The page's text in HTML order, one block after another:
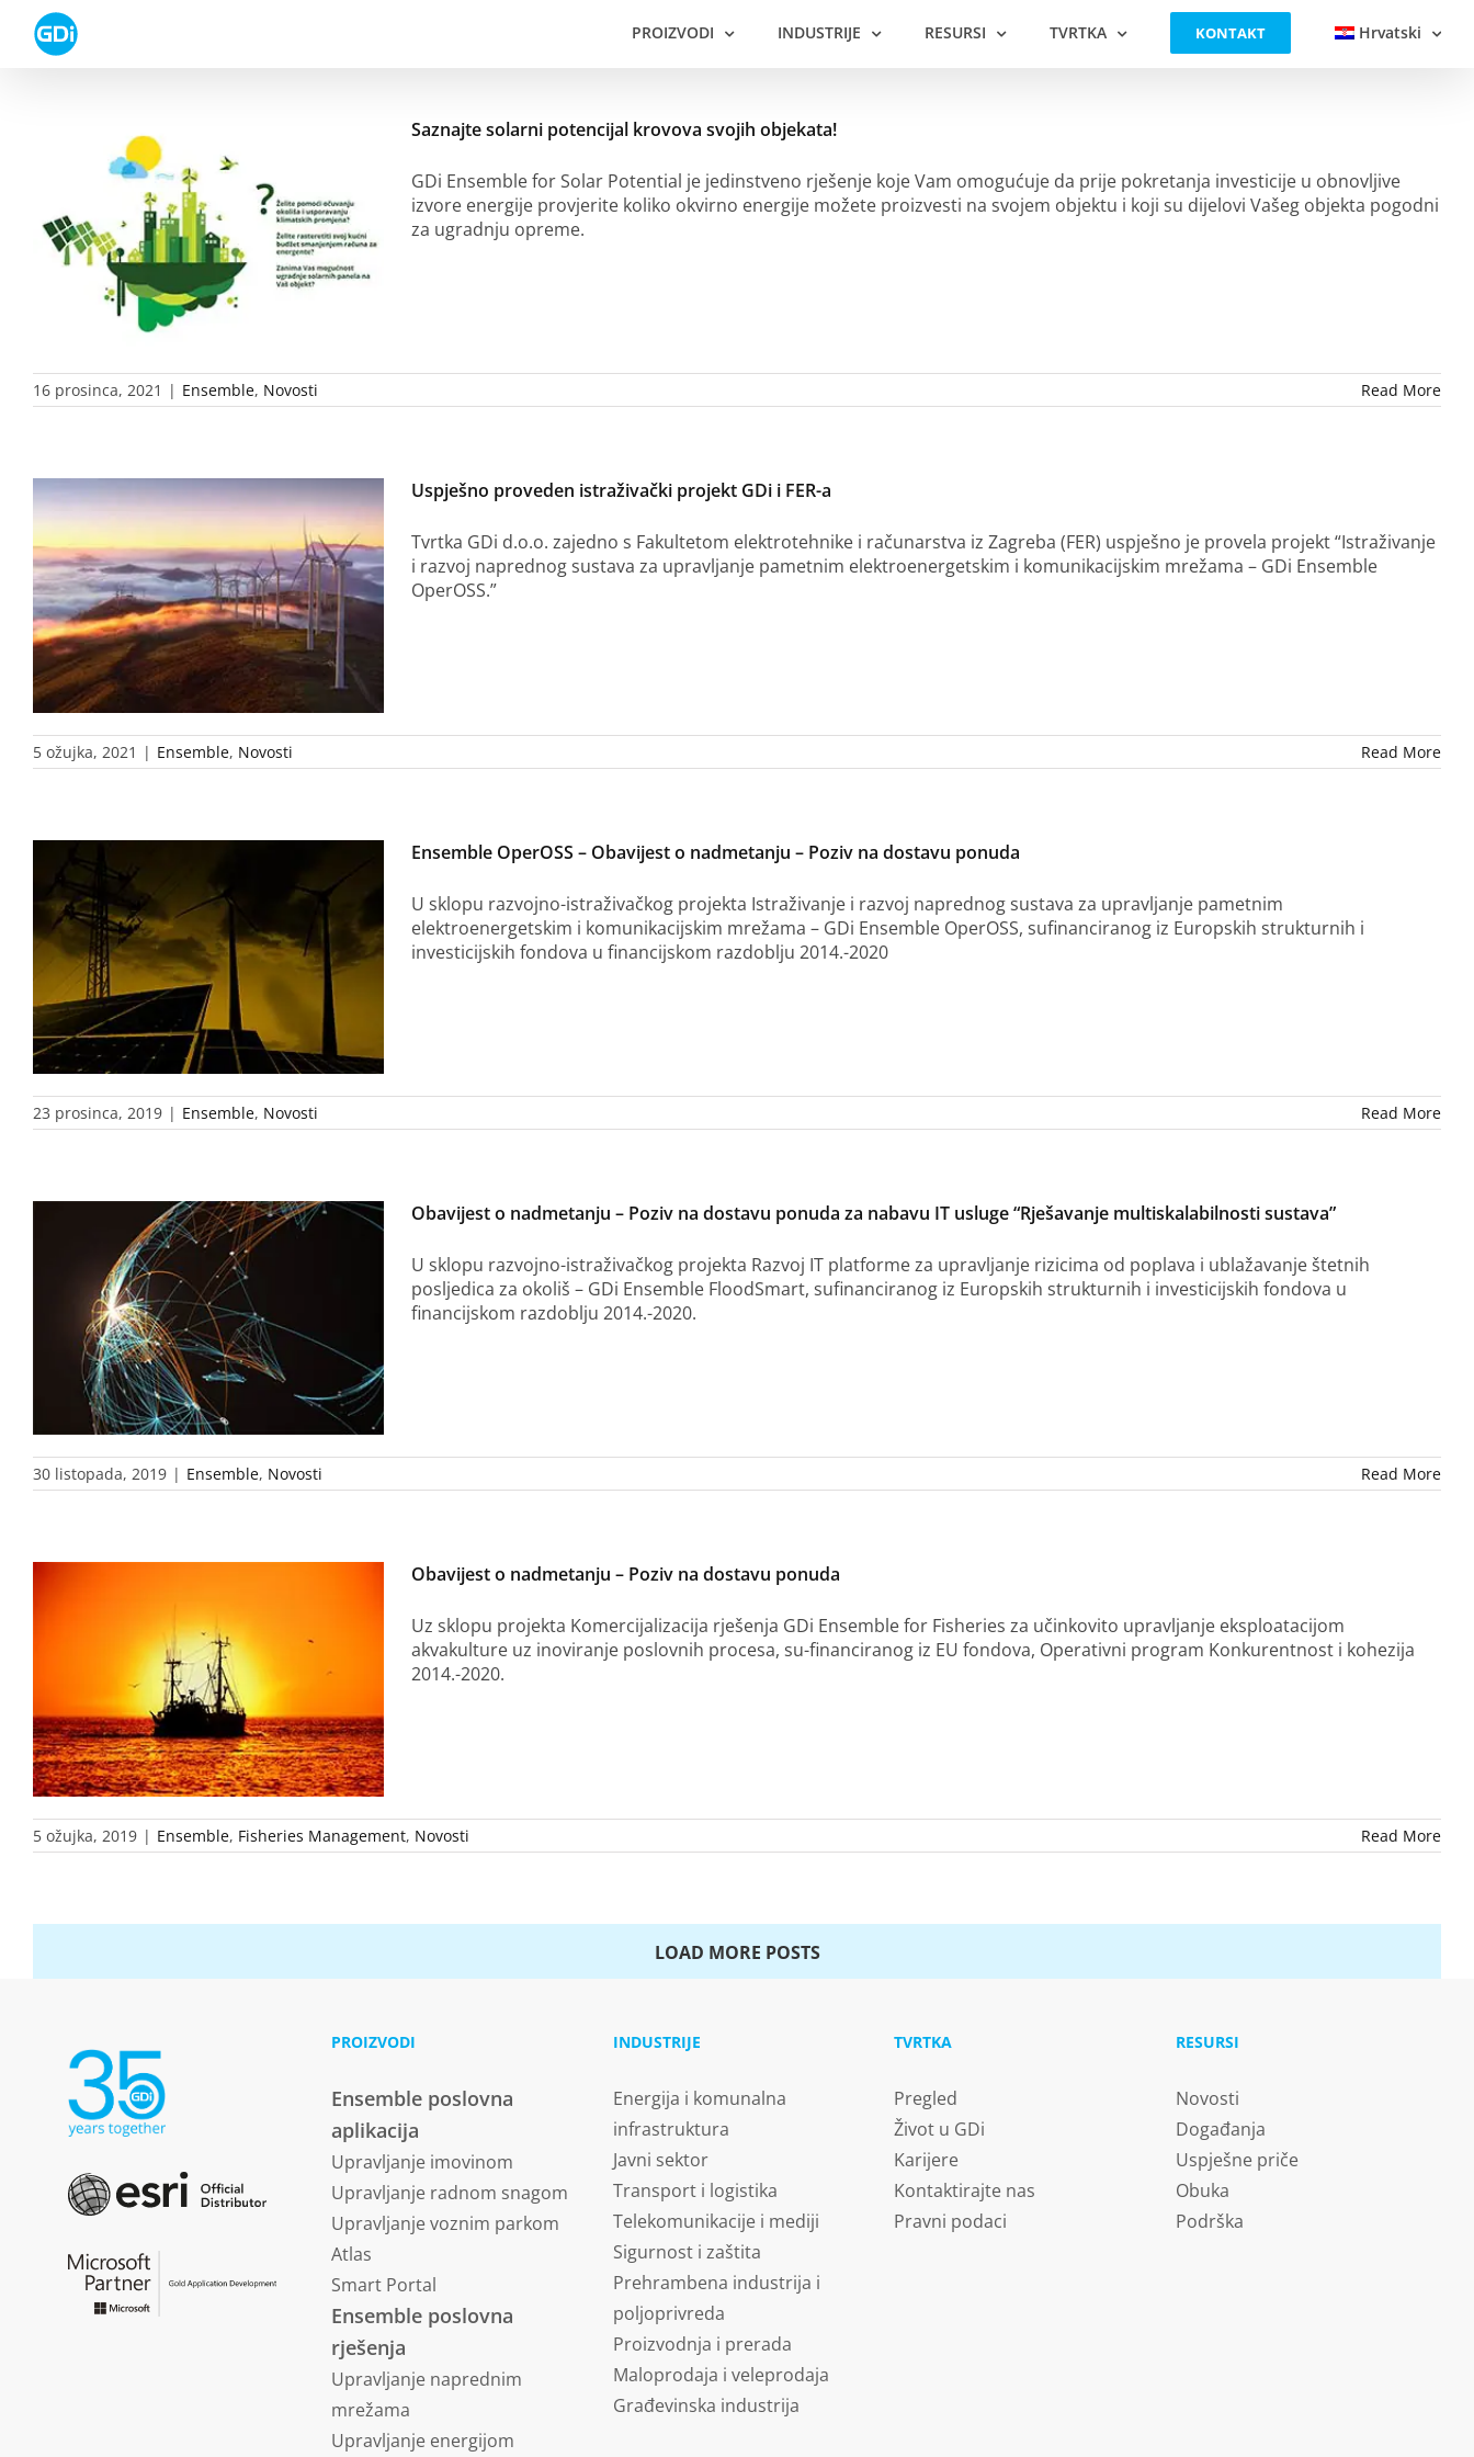
content
PROIZVODI INDUSTRIJE RESURSI TVRTKA KONTAKT Hrvatski
Saznajte solarni potencijal krovova svojih objekata!
GDi Ensemble for Solar Potential je jedinstveno rješenje koje Vam omogućuje da prije pokretanja investicije u obnovljive
izvore energije provjerite koliko okvirno energije možete proizvesti na svojem objektu i koji su dijelovi Vašeg objekta pogodni
za ugradnju opreme.
16 prosinca, 2021 | Ensemble, Novosti Read More
Uspješno proveden istraživački projekt GDi i FER-a
Tvrtka GDi d.o.o. zajedno s Fakultetom elektrotehnike i računarstva iz Zagreba (FER) uspješno je provela projekt “Istraživanje
i razvoj naprednog sustava za upravljanje pametnim elektroenergetskim i komunikacijskim mrežama – GDi Ensemble
OperOSS.”
5 ožujka, 2021 | Ensemble, Novosti Read More
Ensemble OperOSS – Obavijest o nadmetanju – Poziv na dostavu ponuda
U sklopu razvojno-istraživačkog projekta Istraživanje i razvoj naprednog sustava za upravljanje pametnim
elektroenergetskim i komunikacijskim mrežama – GDi Ensemble OperOSS, sufinanciranog iz Europskih strukturnih i
investicijskih fondova u financijskom razdoblju 2014.-2020
23 prosinca, 2019 | Ensemble, Novosti Read More
Obavijest o nadmetanju – Poziv na dostavu ponuda za nabavu IT usluge “Rješavanje multiskalabilnosti sustava”
U sklopu razvojno-istraživačkog projekta Razvoj IT platforme za upravljanje rizicima od poplava i ublažavanje štetnih
posljedica za okoliš – GDi Ensemble FloodSmart, sufinanciranog iz Europskih strukturnih i investicijskih fondova u
financijskom razdoblju 2014.-2020.
30 listopada, 2019 | Ensemble, Novosti Read More
Obavijest o nadmetanju – Poziv na dostavu ponuda
Uz sklopu projekta Komercijalizacija rješenja GDi Ensemble for Fisheries za učinkovito upravljanje eksploatacijom
akvakulture uz inoviranje poslovnih procesa, su-financiranog iz EU fondova, Operativni program Konkurentnost i kohezija
2014.-2020.
5 ožujka, 2019 | Ensemble, Fisheries Management, Novosti Read More
LOAD MORE POSTS
PROIZVODI
Ensemble poslovna
aplikacija
Upravljanje imovinom
Upravljanje radnom snagom
Upravljanje voznim parkom
Atlas
Smart Portal
Ensemble poslovna
rješenja
Upravljanje naprednim
mrežama
Upravljanje energijom
INDUSTRIJE
Energija i komunalna
infrastruktura
Javni sektor
Transport i logistika
Telekomunikacije i mediji
Sigurnost i zaštita
Prehrambena industrija i
poljoprivreda
Proizvodnja i prerada
Maloprodaja i veleprodaja
Građevinska industrija
TVRTKA
Pregled
Život u GDi
Karijere
Kontaktirajte nas
Pravni podaci
RESURSI
Novosti
Događanja
Uspješne priče
Obuka
Podrška